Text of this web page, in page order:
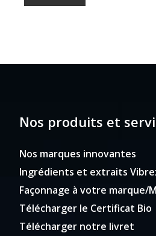
Nos produits et
Nos marques innovantes
Ingrédients et extraits
Façonnage à votre marque/
Télécharger le Certificat Bio
Télécharger notre livret